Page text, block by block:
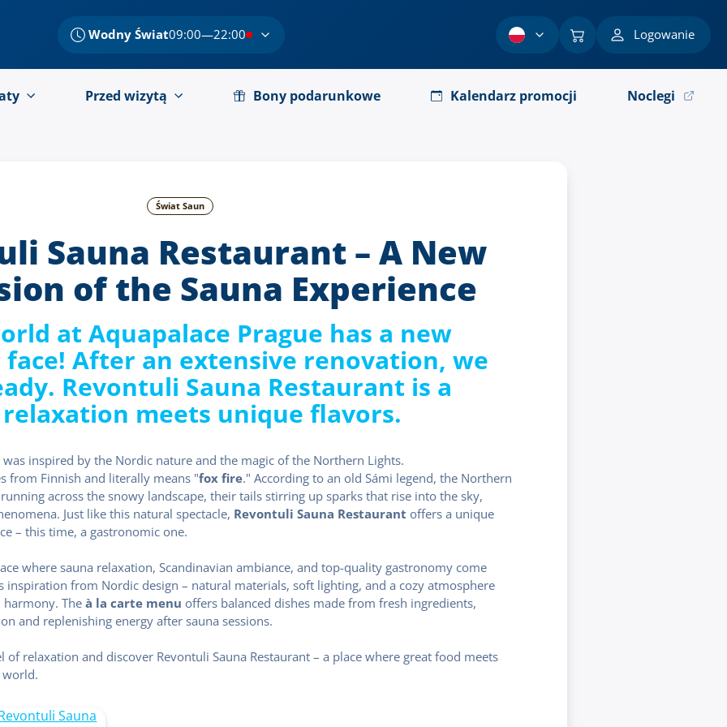
Wodny Świat09:00—22:00 Logowanie
Przed wizytą Bony podarunkowe Kalendarz promocji Noclegi
Świat Saun
Sauna Restaurant – A New
of the Sauna Experience
at Aquapalace Prague has a new
After an extensive renovation, we
Revontuli Sauna Restaurant is a
meets unique flavors.
inspired by the Nordic nature and the magic of the Northern Lights.
from Finnish and literally means "fox fire." According to an old Sámi legend, the Northern
across the snowy landscape, their tails stirring up sparks that rise into the sky,
Just like this natural spectacle, Revontuli Sauna Restaurant offers a unique
– this time, a gastronomic one.
where sauna relaxation, Scandinavian ambiance, and top-quality gastronomy come
inspiration from Nordic design – natural materials, soft lighting, and a cozy atmosphere
harmony. The à la carte menu offers balanced dishes made from fresh ingredients,
and replenishing energy after sauna sessions.
of relaxation and discover Revontuli Sauna Restaurant – a place where great food meets